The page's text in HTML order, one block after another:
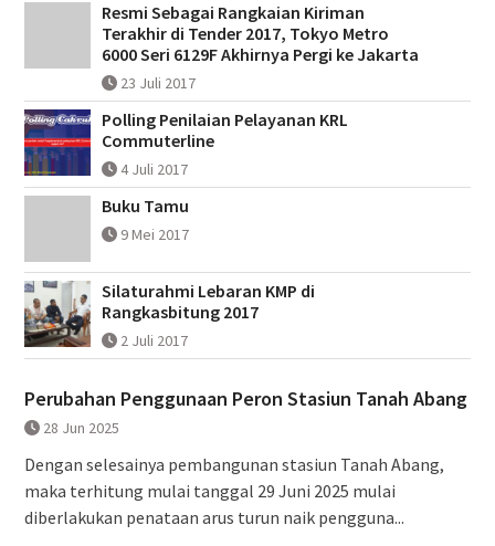
Resmi Sebagai Rangkaian Kiriman
Terakhir di Tender 2017, Tokyo Metro
6000 Seri 6129F Akhirnya Pergi ke Jakarta
23 Juli 2017
Polling Penilaian Pelayanan KRL
Commuterline
4 Juli 2017
Buku Tamu
9 Mei 2017
Silaturahmi Lebaran KMP di
Rangkasbitung 2017
2 Juli 2017
Perubahan Penggunaan Peron Stasiun Tanah Abang
28 Jun 2025
Dengan selesainya pembangunan stasiun Tanah Abang,
maka terhitung mulai tanggal 29 Juni 2025 mulai
diberlakukan penataan arus turun naik pengguna...